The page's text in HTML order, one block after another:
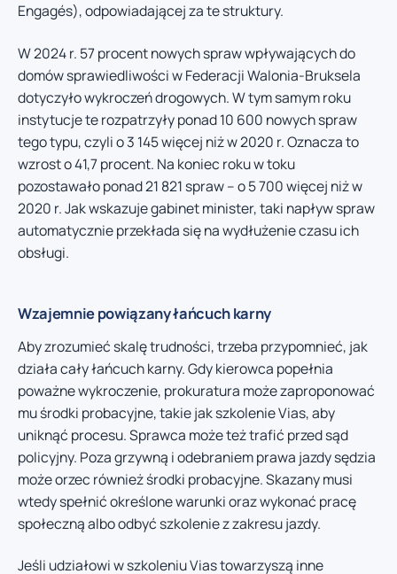
Engagés), odpowiadającej za te struktury.
W 2024 r. 57 procent nowych spraw wpływających do
domów sprawiedliwości w Federacji Walonia-Bruksela
dotyczyło wykroczeń drogowych. W tym samym roku
instytucje te rozpatrzyły ponad 10 600 nowych spraw
tego typu, czyli o 3 145 więcej niż w 2020 r. Oznacza to
wzrost o 41,7 procent. Na koniec roku w toku
pozostawało ponad 21 821 spraw – o 5 700 więcej niż w
2020 r. Jak wskazuje gabinet minister, taki napływ spraw
automatycznie przekłada się na wydłużenie czasu ich
obsługi.
Wzajemnie powiązany łańcuch karny
Aby zrozumieć skalę trudności, trzeba przypomnieć, jak
działa cały łańcuch karny. Gdy kierowca popełnia
poważne wykroczenie, prokuratura może zaproponować
mu środki probacyjne, takie jak szkolenie Vias, aby
uniknąć procesu. Sprawca może też trafić przed sąd
policyjny. Poza grzywną i odebraniem prawa jazdy sędzia
może orzec również środki probacyjne. Skazany musi
wtedy spełnić określone warunki oraz wykonać pracę
społeczną albo odbyć szkolenie z zakresu jazdy.
Jeśli udziałowi w szkoleniu Vias towarzyszą inne